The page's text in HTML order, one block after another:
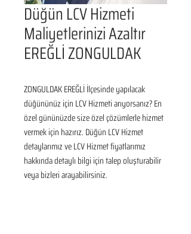
Düğün LCV Hizmeti
Maliyetlerinizi Azaltır
EREĞLİ ZONGULDAK
ZONGULDAK EREĞLİ İlçesinde yapılacak
düğününüz için LCV Hizmeti arıyorsanız? En
özel gününüzde size özel çözümlerle hizmet
vermek için hazırız. Düğün LCV Hizmet
detaylarımız ve LCV Hizmet fiyatlarımız
hakkında detaylı bilgi için talep oluşturabilir
veya bizleri arayabilirsiniz.